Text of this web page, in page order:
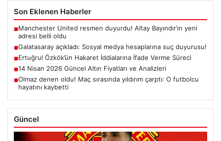
Son Eklenen Haberler
■Manchester United resmen duyurdu! Altay Bayındır’ın yeni
adresi belli oldu
■Galatasaray açıkladı: Sosyal medya hesaplarına suç duyurusu!
■Ertuğrul Özkök’ün Hakaret İddialarına İfade Verme Süreci
■14 Nisan 2026 Güncel Altın Fiyatları ve Analizleri
■Olmaz denen oldu! Maç sırasında yıldırım çarptı: O futbolcu
hayatını kaybetti
Güncel